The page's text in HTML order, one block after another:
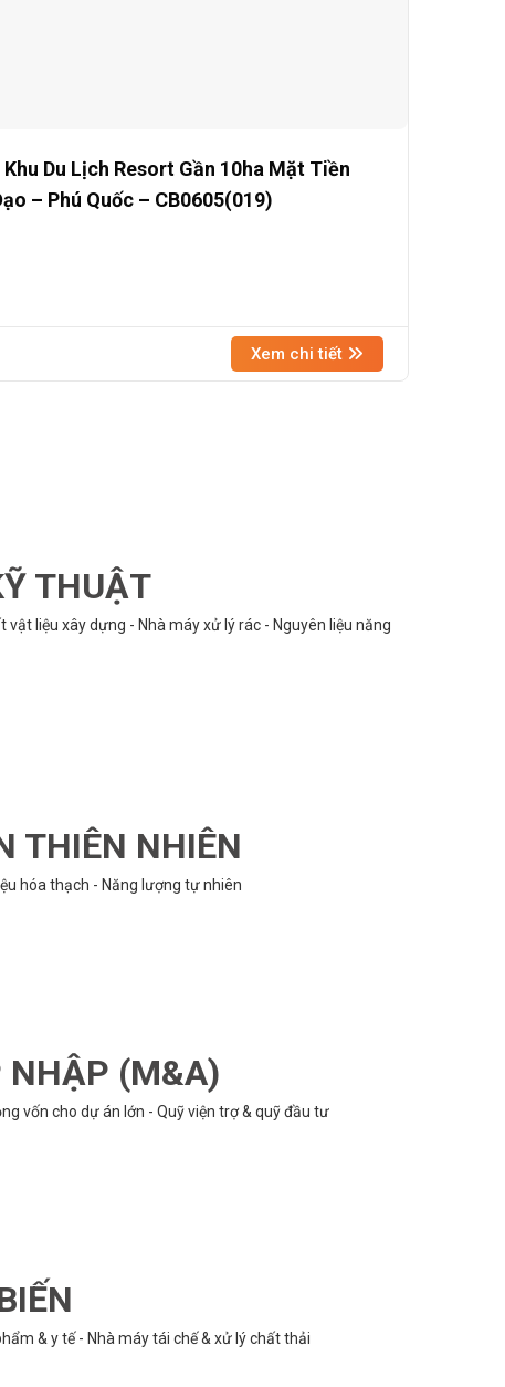
Du Lịch Resort Gần 10ha Mặt Tiền
– Phú Quốc – CB0605(019)
Xem chi tiết
THUẬT
liệu xây dựng - Nhà máy xử lý rác - Nguyên liệu năng
THIÊN NHIÊN
hóa thạch - Năng lượng tự nhiên
NHẬP (M&A)
vốn cho dự án lớn - Quỹ viện trợ & quỹ đầu tư
& y tế - Nhà máy tái chế & xử lý chất thải